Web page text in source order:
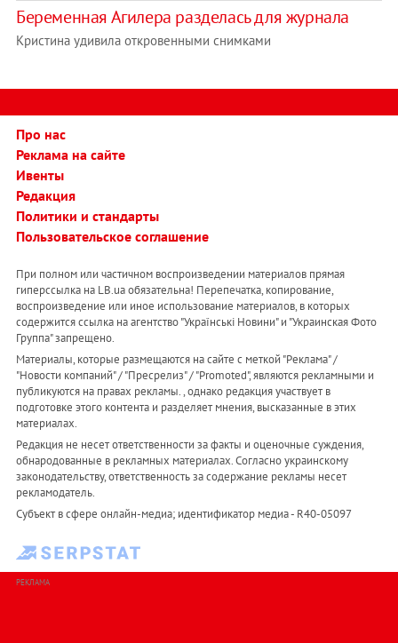
Беременная Агилера разделась для журнала
Кристина удивила откровенными снимками
Про нас
Реклама на сайте
Ивенты
Редакция
Политики и стандарты
Пользовательское соглашение
При полном или частичном воспроизведении материалов прямая
гиперссылка на LB.ua обязательна! Перепечатка, копирование,
воспроизведение или иное использование материалов, в которых
содержится ссылка на агентство "Українськi Новини" и "Украинская Фото
Группа" запрещено.
Материалы, которые размещаются на сайте с меткой "Реклама" /
"Новости компаний" / "Пресрелиз" / "Promoted", являются рекламными и
публикуются на правах рекламы. , однако редакция участвует в
подготовке этого контента и разделяет мнения, высказанные в этих
материалах.
Редакция не несет ответственности за факты и оценочные суждения,
обнародованные в рекламных материалах. Согласно украинскому
законодательству, ответственность за содержание рекламы несет
рекламодатель.
Субъект в сфере онлайн-медиа; идентификатор медиа - R40-05097
РЕКЛАМА